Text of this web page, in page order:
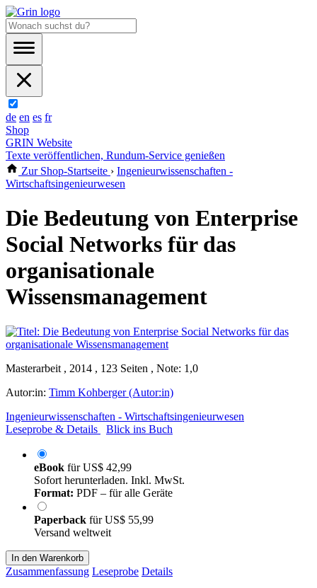
de en es fr
Shop
GRIN Website
Texte veröffentlichen, Rundum-Service genießen
Zur Shop-Startseite › Ingenieurwissenschaften -
Wirtschaftsingenieurwesen
Die Bedeutung von Enterprise
Social Networks für das
organisationale
Wissensmanagement
Masterarbeit , 2014 , 123 Seiten , Note: 1,0
Autor:in: Timm Kohberger (Autor:in)
Ingenieurwissenschaften - Wirtschaftsingenieurwesen
Leseprobe & Details
Blick ins Buch
eBook fürUS$ 42,99
Sofort herunterladen. Inkl. MwSt.
Format: PDF – für alle Geräte
Paperback fürUS$ 55,99
Versand weltweit
In den Warenkorb
Zusammenfassung Leseprobe Details